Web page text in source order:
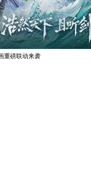
重磅联动来袭